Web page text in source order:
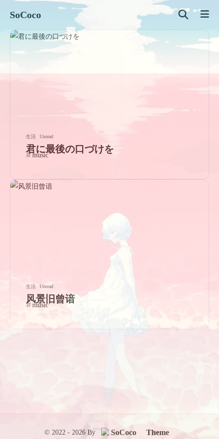
SoCoco
生活 Unread
君に最後の口づけを
music
生活 Unread
风景旧曾谙
music
© 2022 - 2026 By SoCoco Theme